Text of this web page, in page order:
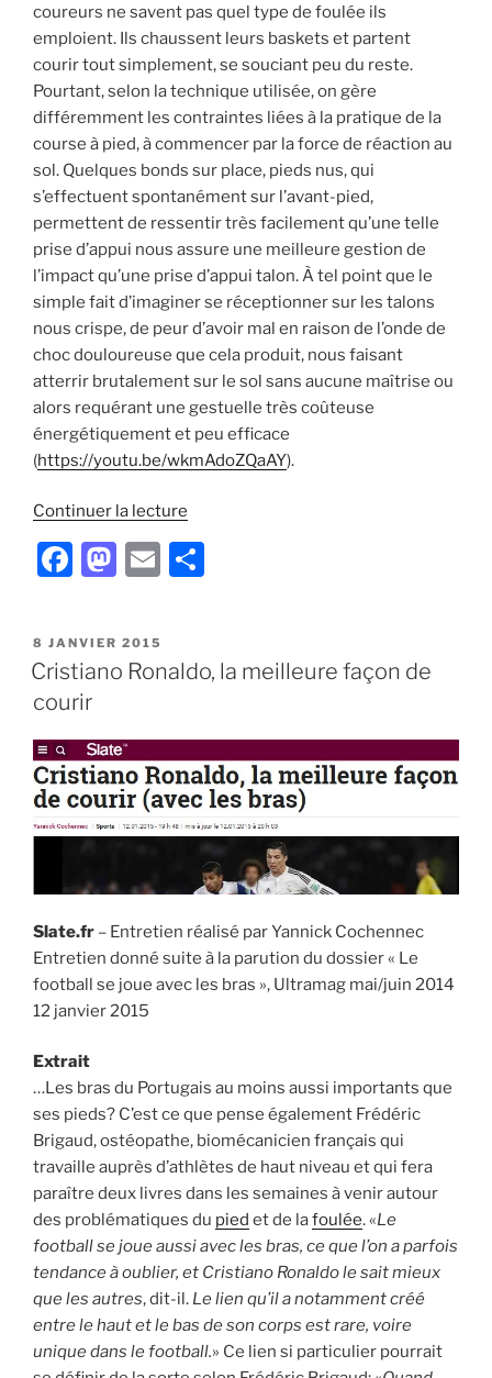
coureurs ne savent pas quel type de foulée ils
emploient. Ils chaussent leurs baskets et partent
courir tout simplement, se souciant peu du reste.
Pourtant, selon la technique utilisée, on gère
différemment les contraintes liées à la pratique de la
course à pied, à commencer par la force de réaction au
sol. Quelques bonds sur place, pieds nus, qui
s’effectuent spontanément sur l’avant-pied,
permettent de ressentir très facilement qu’une telle
prise d’appui nous assure une meilleure gestion de
l’impact qu’une prise d’appui talon. À tel point que le
simple fait d’imaginer se réceptionner sur les talons
nous crispe, de peur d’avoir mal en raison de l’onde de
choc douloureuse que cela produit, nous faisant
atterrir brutalement sur le sol sans aucune maîtrise ou
alors requérant une gestuelle très coûteuse
énergétiquement et peu efficace
(https://youtu.be/wkmAdoZQaAY).
Continuer la lecture
modifier
F
c
e
b
o
o
k
M
st
o
o
n
E
l
g
PUBLIÉ
LE
8 JANVIER 2015
Cristiano Ronaldo, la meilleure façon de
courir
Slate.fr – Entretien réalisé par Yannick Cochennec
Entretien donné suite à la parution du dossier « Le
football se joue avec les bras », Ultramag mai/juin 2014
12 janvier 2015
Extrait
…Les bras du Portugais au moins aussi importants que
ses pieds? C’est ce que pense également Frédéric
Brigaud, ostéopathe, biomécanicien français qui
travaille auprès d’athlètes de haut niveau et qui fera
paraître deux livres dans les semaines à venir autour
des problématiques du pied et de lafoulée. «Le
football se joue aussi avec les bras, ce que l’on a parfois
tendance à oublier, et Cristiano Ronaldo le sait mieux
que les autres, dit-il. Le lien qu’il a notamment créé
entre le haut et le bas de son corps est rare, voire
unique dans le football.» Ce lien si particulier pourrait